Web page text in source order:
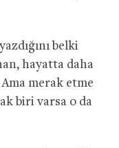
belki
hayatta daha
merak etme
biri varsa o da